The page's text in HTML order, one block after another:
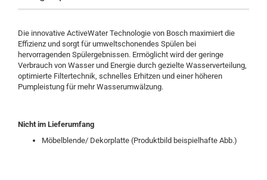
Die innovative ActiveWater Technologie von Bosch maximiert die
Effizienz und sorgt für umweltschonendes Spülen bei
hervorragenden Spülergebnissen. Ermöglicht wird der geringe
Verbrauch von Wasser und Energie durch gezielte Wasserverteilung,
optimierte Filtertechnik, schnelles Erhitzen und einer höheren
Pumpleistung für mehr Wasserumwälzung.
Nichtim Lieferumfang
Möbelblende/ Dekorplatte (Produktbild beispielhafte Abb.)